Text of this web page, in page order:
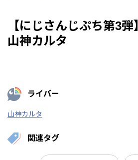
【にじさんじぷち第3
山神カルタ
ライバー
山神カルタ
関連タグ